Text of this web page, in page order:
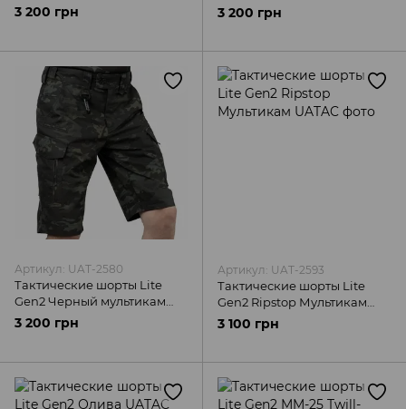
3 200 грн 3 200 грн
Артикул: UAT-2580
Тактические шорты Lite
Gen2 Черный мультикам
UATAC
3 200 грн
Артикул: UAT-2593
Тактические шорты Lite
Gen2 Ripstop Мультикам
UATAC
3 100 грн